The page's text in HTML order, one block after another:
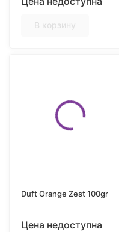
В корзину
Duft Orange Zest 100gr
Цена недоступна